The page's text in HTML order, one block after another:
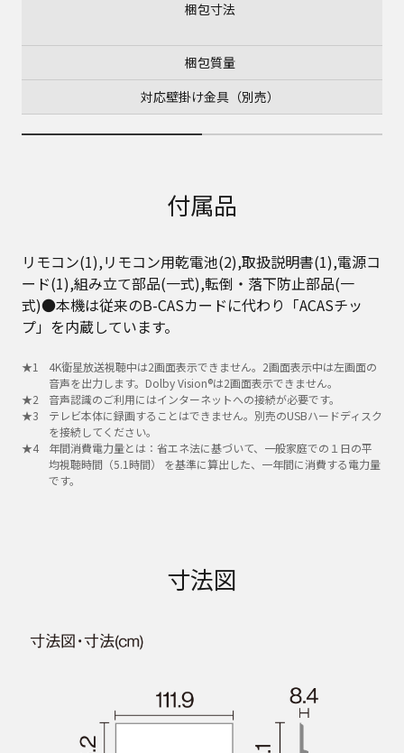
梱包寸法
梱包質量
対応壁掛け金具（別売）
付属品
リモコン(1),リモコン用乾電池(2),取扱説明書(1),電源コ
ード(1),組み立て部品(一式),転倒・落下防止部品(一
式)●本機は従来のB-CASカードに代わり「ACASチッ
プ」を内蔵しています。
4K衛星放送視聴中は2画面表示できません。2画面表示中は左画面の
音声を出力します。Dolby Vision®は2画面表示できません。
音声認識のご利用にはインターネットへの接続が必要です。
テレビ本体に録画することはできません。別売のUSBハードディスク
を接続してください。
年間消費電力量とは：省エネ法に基づいて、一般家庭での１日の平
均視聴時間（5.1時間） を基準に算出した、一年間に消費する電力量
です。
寸法図